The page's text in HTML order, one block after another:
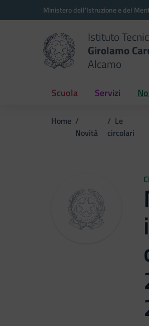
Vai ai contenuti
Vai al menu di navigazioneMinistero dell'Istruzione e del
Istituto
Girolamo
Alcamo
Scuola Servizi
Home
Novità
Le
circolari